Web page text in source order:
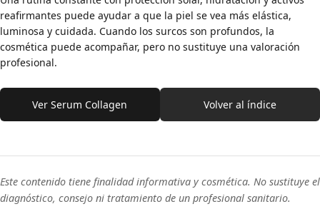
reafirmantes puede ayudar a que la piel se vea más elástica,
luminosa y cuidada. Cuando los surcos son profundos, la
cosmética puede acompañar, pero no sustituye una valoración
profesional.
Ver Serum Collagen Volver al índice
Este contenido tiene finalidad informativa y cosmética. No sustituye el
diagnóstico, consejo ni tratamiento de un profesional sanitario.